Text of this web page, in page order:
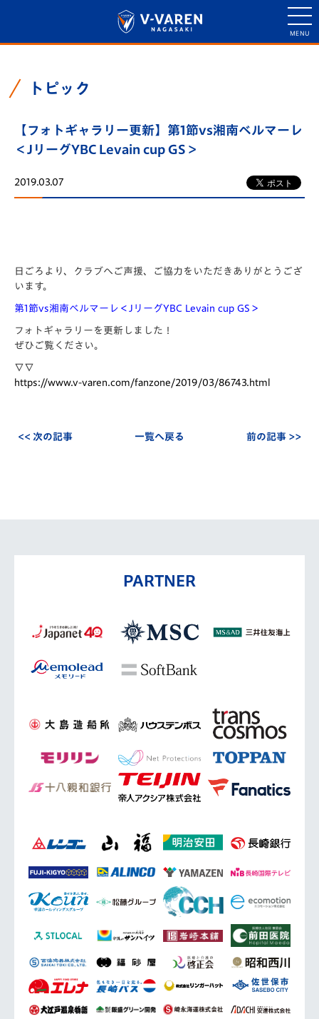
トピック
【フォトギャラリー更新】第1節vs湘南ベルマーレ
＜JリーグYBC Levain cup GS＞
2019.03.07
日ごろより、クラブへご声援、ご協力をいただきありがとうござ
います。
第1節vs湘南ベルマーレ＜JリーグYBC Levain cup GS＞
フォトギャラリーを更新しました！
ぜひご覧ください。
∇∇
https://www.v-varen.com/fanzone/2019/03/86743.html
<< 次の記事 一覧へ戻る 前の記事 >>
PARTNER